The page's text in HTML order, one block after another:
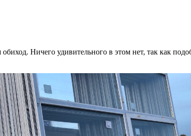
Ничего удивительного в этом нет, так как